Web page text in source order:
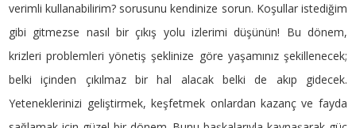
verimli kullanabilirim? sorusunu kendinize sorun. Koşullar istediğim
gibi gitmezse nasıl bir çıkış yolu izlerimi düşünün! Bu dönem,
krizleri problemleri yönetiş şeklinize göre yaşamınız şekillenecek;
belki içinden çıkılmaz bir hal alacak belki de akıp gidecek.
Yeteneklerinizi geliştirmek, keşfetmek onlardan kazanç ve fayda